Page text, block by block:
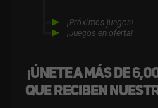
¡Únete a más de
que reciben
¡Próximos juegos!
¡Juegos en oferta!